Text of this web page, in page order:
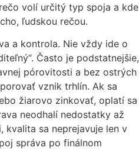
volí určitý typ spoja a kde
ľudskou rečou.
a kontrola. Nie vždy ide o
Často je podstatnejšie,
pórovitosti a bez ostrých
vznik trhlín. Ak sa
žiarovo zinkovať, oplatí sa
neodhalí nedostatky až
kvalita sa neprejavuje len v
správa po finálnom